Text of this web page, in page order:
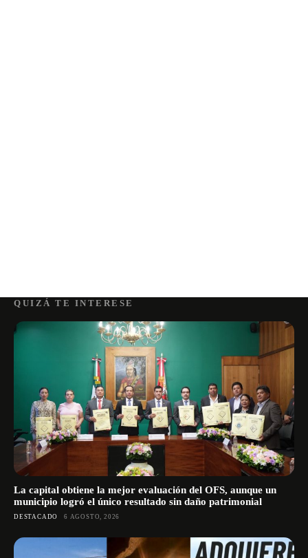
QUIZÁ TE INTERESE
La capital obtiene la mejor evaluación del OFS, aunque un
municipio logró el único resultado sin daño patrimonial
DESTACADO 6 AGOSTO, 2026